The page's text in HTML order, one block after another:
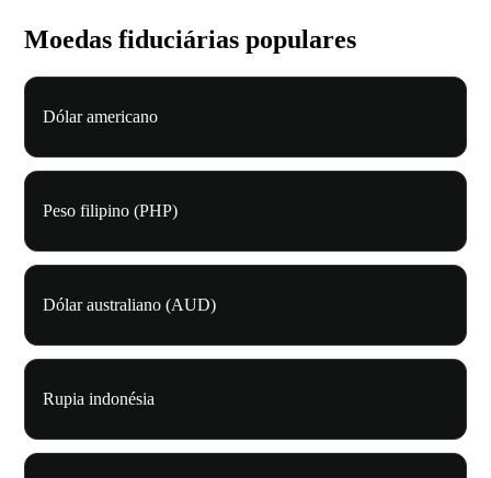
Moedas fiduciárias populares
Dólar americano
Peso filipino (PHP)
Dólar australiano (AUD)
Rupia indonésia